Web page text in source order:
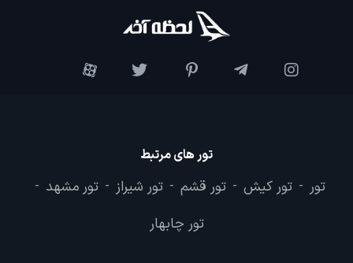
تور های مرتبط
تور - تور کیش - تور قشم - تور شیراز - تور مشهد -
تور چابهار